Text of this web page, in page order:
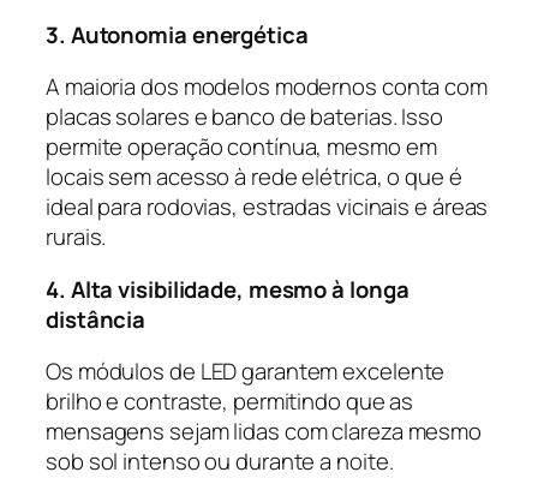
3. Autonomia energética
A maioria dos modelos modernos conta com
placas solares e banco de baterias. Isso
permite operação contínua, mesmo em
locais sem acesso à rede elétrica, o que é
ideal para rodovias, estradas vicinais e áreas
rurais.
4. Alta visibilidade, mesmo à longa
distância
Os módulos de LED garantem excelente
brilho e contraste, permitindo que as
mensagens sejam lidas com clareza mesmo
sob sol intenso ou durante a noite.